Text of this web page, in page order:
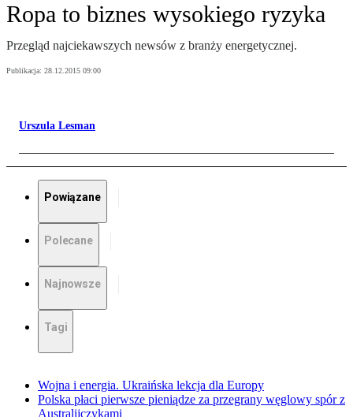
Ropa to biznes wysokiego ryzyka
Przegląd najciekawszych newsów z branży energetycznej.
Publikacja: 28.12.2015 09:00
Urszula Lesman
Powiązane
Polecane
Najnowsze
Tagi
Wojna i energia. Ukraińska lekcja dla Europy
Polska płaci pierwsze pieniądze za przegrany węglowy spór z
Australijczykami